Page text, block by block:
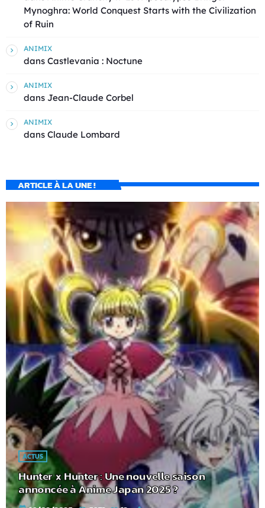
Mynoghra: World Conquest Starts with the Civilization
of Ruin
ANIMIX
dans Castlevania : Noctune
ANIMIX
dans Jean-Claude Corbel
ANIMIX
dans Claude Lombard
ARTICLE À LA UNE !
ACTUS
Hunter x Hunter : Une nouvelle saison
annoncée à Anime Japan 2025 ?